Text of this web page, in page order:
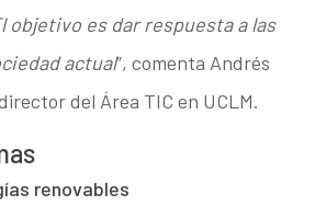
objetivo es dar respuesta a las
actual”, comenta Andrés
del Área TIC en UCLM.
renovables